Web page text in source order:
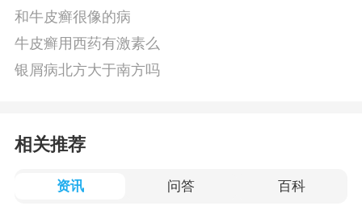
和牛皮癣很像的病
牛皮癣用西药有激素么
银屑病北方大于南方吗
相关推荐
资讯 问答 百科